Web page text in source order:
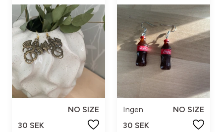
NO SIZE
30 SEK
Ingen
NO SIZE
30 SEK